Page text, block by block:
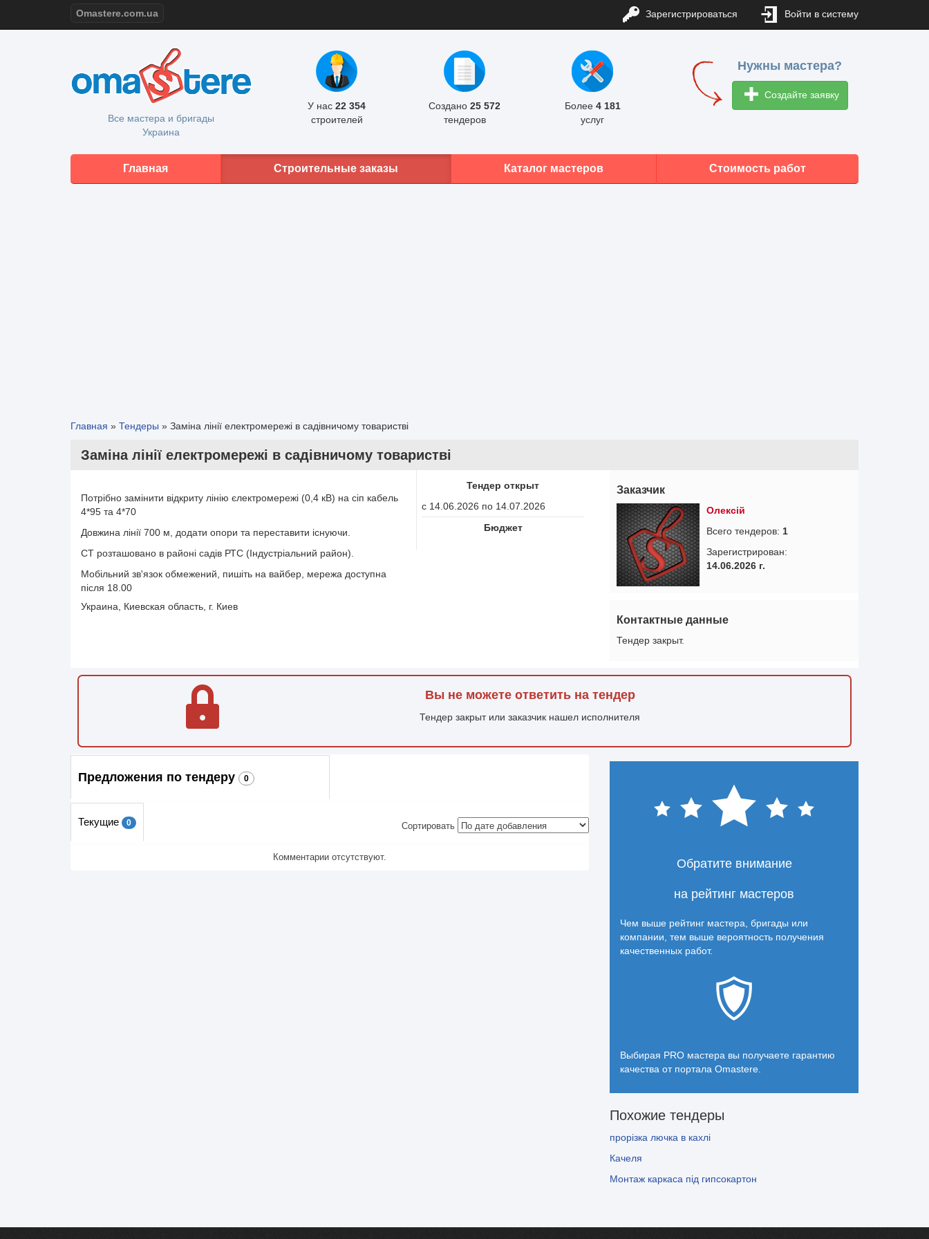
Omastere.com.ua Зарегистрироваться Войти в систему
Все мастера и бригады
Украина
У нас 22 354
строителей
Создано 25 572
тендеров
Более 4 181
услуг
Нужны мастера?
Создайте заявку
Главная Строительные заказы Каталог мастеров Стоимость работ
Главная » Тендеры » Заміна лінії електромережі в садівничому товаристві
Заміна лінії електромережі в садівничому товаристві
Потрібно замінити відкриту лінію єлектромережі (0,4 кВ) на сіп кабель
4*95 та 4*70
Довжина лінії 700 м, додати опори та переставити існуючи.
СТ розташовано в районі садів РТС (Індустріальний район).
Мобільний зв'язок обмежений, пишіть на вайбер, мережа доступна
після 18.00
Украина, Киевская область, г. Киев
Тендер открыт
с 14.06.2026 по 14.07.2026
Бюджет
Заказчик
Олексій
Всего тендеров: 1
Зарегистрирован:
14.06.2026 г.
Контактные данные
Тендер закрыт.
Вы не можете ответить на тендер
Тендер закрыт или заказчик нашел исполнителя
Предложения по тендеру 0
Текущие 0 Сортировать
Комментарии отсутствуют. Обратите внимание
на рейтинг мастеров
Чем выше рейтинг мастера, бригады или
компании, тем выше вероятность получения
качественных работ.
Выбирая PRO мастера вы получаете гарантию
качества от портала Omastere.
Похожие тендеры
прорізка лючка в кахлі
Качеля
Монтаж каркаса під гипсокартон